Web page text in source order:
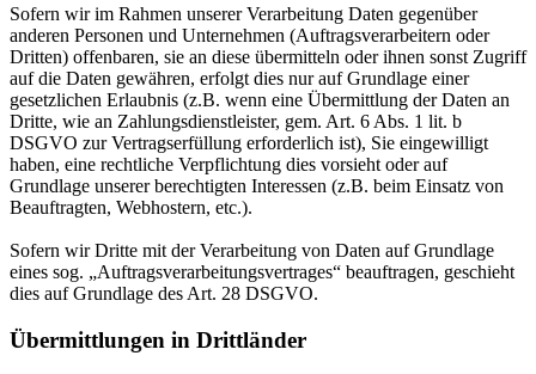
Sofern wir im Rahmen unserer Verarbeitung Daten gegenüber
anderen Personen und Unternehmen (Auftragsverarbeitern oder
Dritten) offenbaren, sie an diese übermitteln oder ihnen sonst Zugriff
auf die Daten gewähren, erfolgt dies nur auf Grundlage einer
gesetzlichen Erlaubnis (z.B. wenn eine Übermittlung der Daten an
Dritte, wie an Zahlungsdienstleister, gem. Art. 6 Abs. 1 lit. b
DSGVO zur Vertragserfüllung erforderlich ist), Sie eingewilligt
haben, eine rechtliche Verpflichtung dies vorsieht oder auf
Grundlage unserer berechtigten Interessen (z.B. beim Einsatz von
Beauftragten, Webhostern, etc.).
Sofern wir Dritte mit der Verarbeitung von Daten auf Grundlage
eines sog. „Auftragsverarbeitungsvertrages“ beauftragen, geschieht
dies auf Grundlage des Art. 28 DSGVO.
Übermittlungen in Drittländer